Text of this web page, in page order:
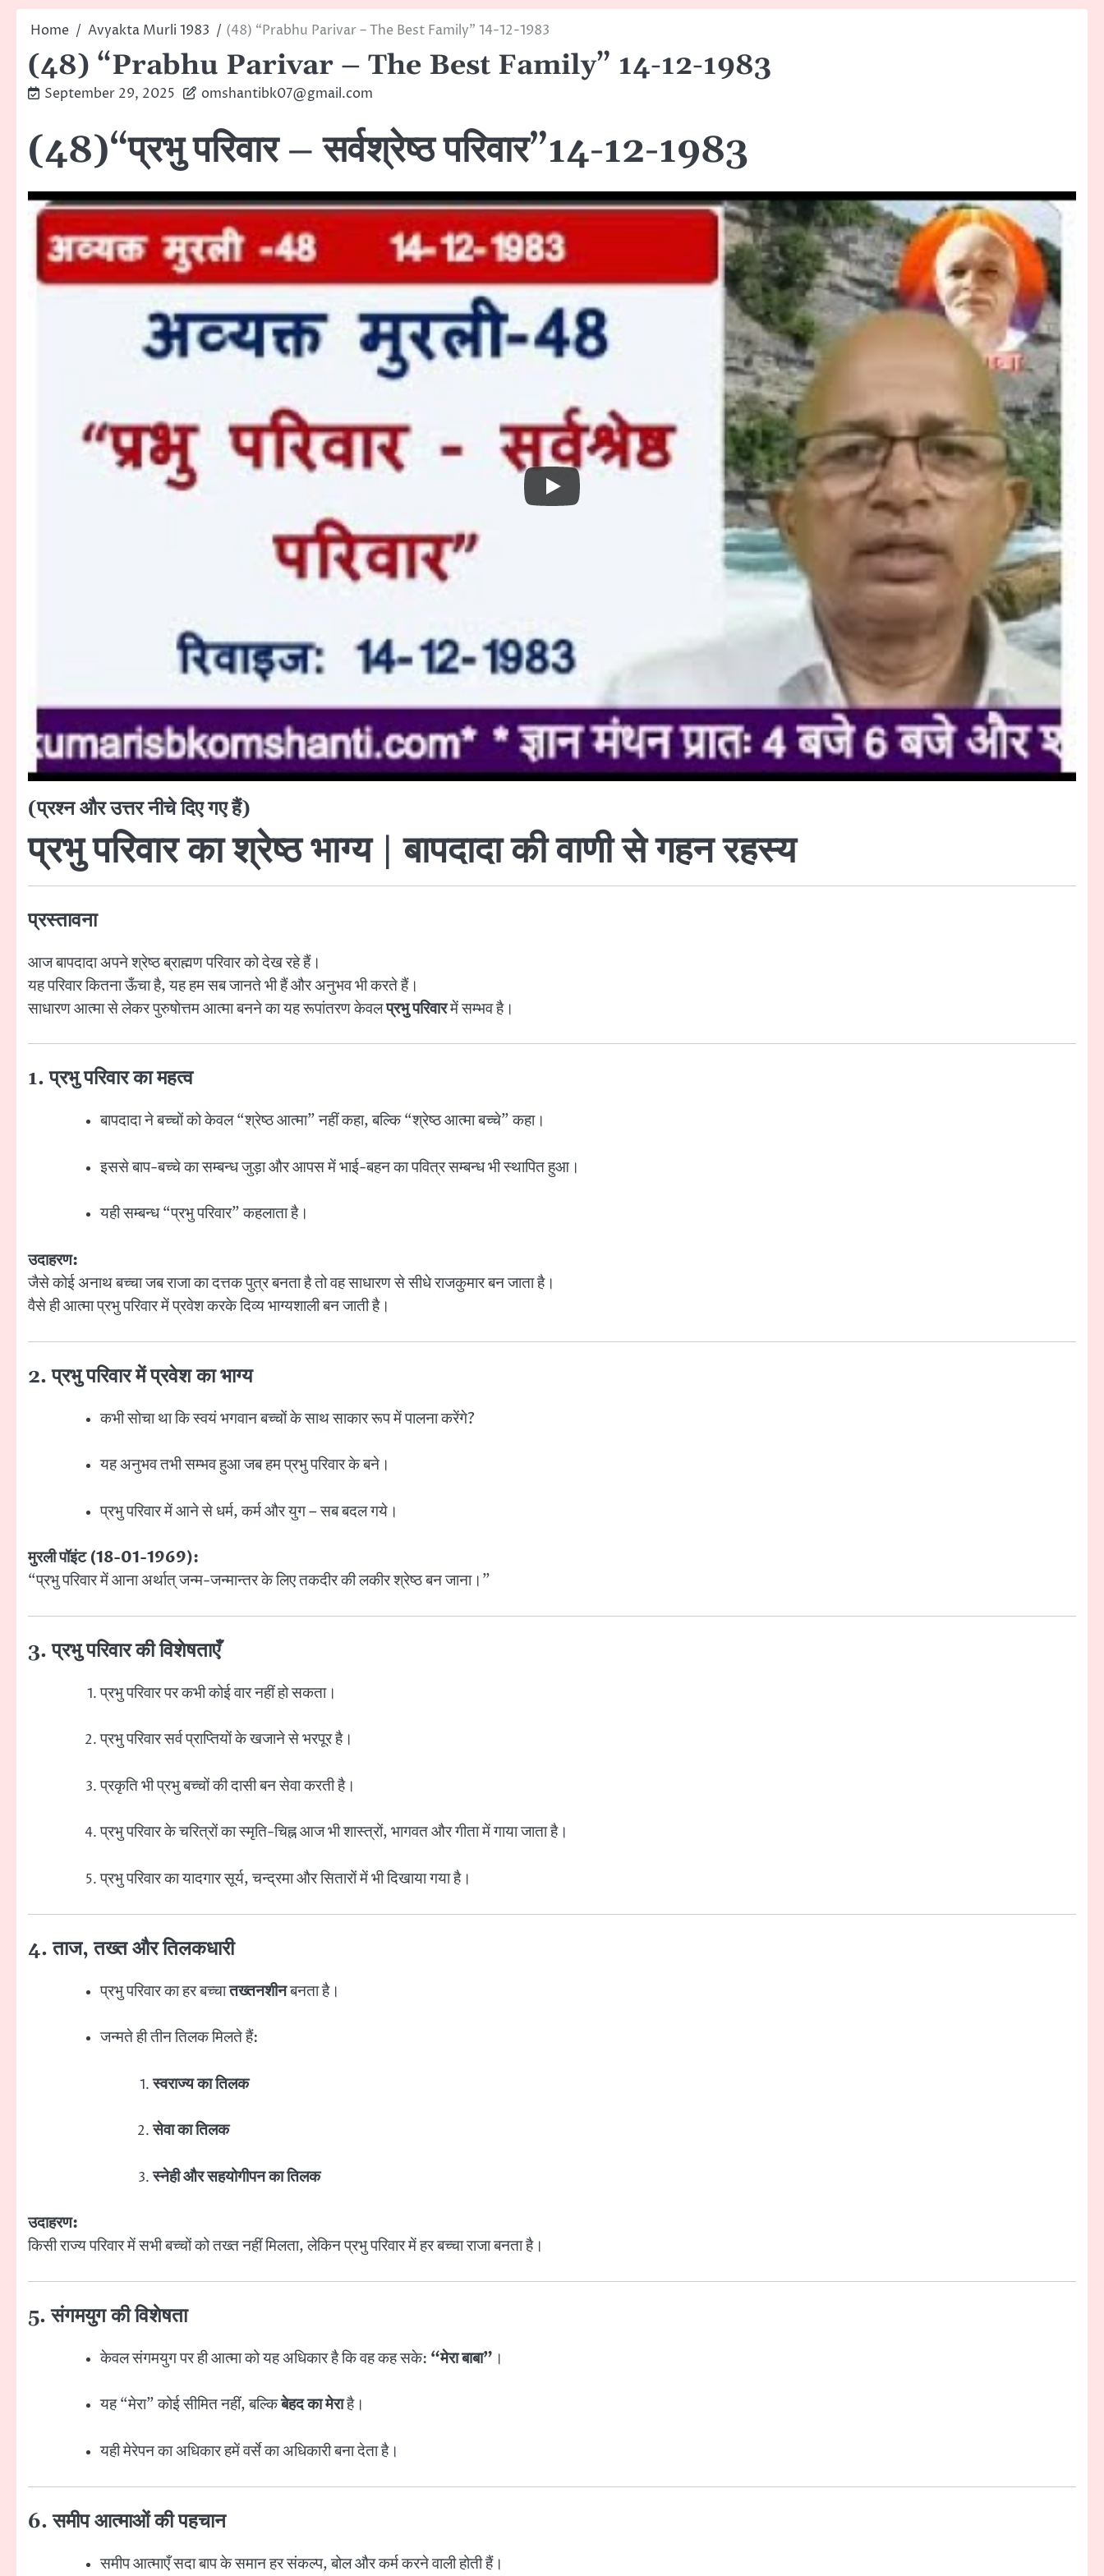
Home Avyakta Murli 1983 (48) “Prabhu Parivar – The Best Family” 14-12-1983
(48) “Prabhu Parivar – The Best Family” 14-12-1983
September 29, 2025 omshantibk07@gmail.com
(48)“प्रभु परिवार – सर्वश्रेष्ठ परिवार”14-12-1983
(प्रश्न और उत्तर नीचे दिए गए हैं)
प्रभु परिवार का श्रेष्ठ भाग्य | बापदादा की वाणी से गहन रहस्य
प्रस्तावना
आज बापदादा अपने श्रेष्ठ ब्राह्मण परिवार को देख रहे हैं।
यह परिवार कितना ऊँचा है, यह हम सब जानते भी हैं और अनुभव भी करते हैं।
साधारण आत्मा से लेकर पुरुषोत्तम आत्मा बनने का यह रूपांतरण केवलप्रभु परिवारमें सम्भव है।
1. प्रभु परिवार का महत्व
बापदादा ने बच्चों को केवल “श्रेष्ठ आत्मा” नहीं कहा, बल्कि “श्रेष्ठ आत्मा बच्चे” कहा।
इससे बाप-बच्चे का सम्बन्ध जुड़ा और आपस में भाई-बहन का पवित्र सम्बन्ध भी स्थापित हुआ।
यही सम्बन्ध “प्रभु परिवार” कहलाता है।
उदाहरण:
जैसे कोई अनाथ बच्चा जब राजा का दत्तक पुत्र बनता है तो वह साधारण से सीधे राजकुमार बन जाता है।
वैसे ही आत्मा प्रभु परिवार में प्रवेश करके दिव्य भाग्यशाली बन जाती है।
2. प्रभु परिवार में प्रवेश का भाग्य
कभी सोचा था कि स्वयं भगवान बच्चों के साथ साकार रूप में पालना करेंगे?
यह अनुभव तभी सम्भव हुआ जब हम प्रभु परिवार के बने।
प्रभु परिवार में आने से धर्म, कर्म और युग – सब बदल गये।
मुरली पॉइंट (18-01-1969):
“प्रभु परिवार में आना अर्थात् जन्म-जन्मान्तर के लिए तकदीर की लकीर श्रेष्ठ बन जाना।”
3. प्रभु परिवार की विशेषताएँ
प्रभु परिवार पर कभी कोई वार नहीं हो सकता।
प्रभु परिवार सर्व प्राप्तियों के खजाने से भरपूर है।
प्रकृति भी प्रभु बच्चों की दासी बन सेवा करती है।
प्रभु परिवार के चरित्रों का स्मृति-चिह्न आज भी शास्त्रों, भागवत और गीता में गाया जाता है।
प्रभु परिवार का यादगार सूर्य, चन्द्रमा और सितारों में भी दिखाया गया है।
4. ताज, तख्त और तिलकधारी
प्रभु परिवार का हर बच्चातख्तनशीनबनता है।
जन्मते ही तीन तिलक मिलते हैं:
स्वराज्य का तिलक
सेवा का तिलक
स्नेही और सहयोगीपन का तिलक
उदाहरण:
किसी राज्य परिवार में सभी बच्चों को तख्त नहीं मिलता, लेकिन प्रभु परिवार में हर बच्चा राजा बनता है।
5. संगमयुग की विशेषता
केवल संगमयुग पर ही आत्मा को यह अधिकार है कि वह कह सके: “मेरा बाबा” ।
यह “मेरा” कोई सीमित नहीं, बल्किबेहद का मेराहै।
यही मेरेपन का अधिकार हमें वर्से का अधिकारी बना देता है।
6. समीप आत्माओं की पहचान
समीप आत्माएँ सदा बाप के समान हर संकल्प, बोल और कर्म करने वाली होती हैं।